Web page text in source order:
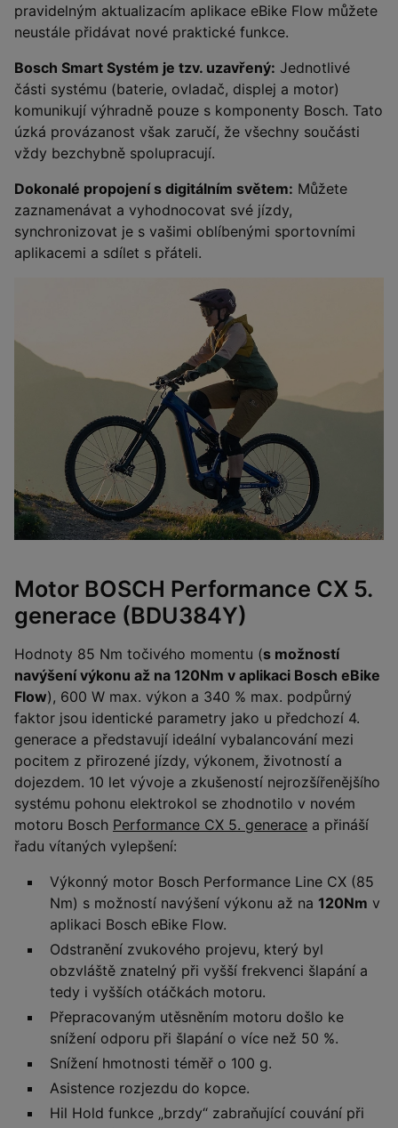
pravidelným aktualizacím aplikace eBike Flow můžete
neustále přidávat nové praktické funkce.
Bosch Smart Systém je tzv. uzavřený: Jednotlivé
části systému (baterie, ovladač, displej a motor)
komunikují výhradně pouze s komponenty Bosch. Tato
úzká provázanost však zaručí, že všechny součásti
vždy bezchybně spolupracují.
Dokonalé propojení s digitálním světem: Můžete
zaznamenávat a vyhodnocovat své jízdy,
synchronizovat je s vašimi oblíbenými sportovními
aplikacemi a sdílet s přáteli.
Motor BOSCH Performance CX 5.
generace (BDU384Y)
Hodnoty 85 Nm točivého momentu (s možností
navýšení výkonu až na 120Nm v aplikaci Bosch eBike
Flow), 600 W max. výkon a 340 % max. podpůrný
faktor jsou identické parametry jako u předchozí 4.
generace a představují ideální vybalancování mezi
pocitem z přirozené jízdy, výkonem, životností a
dojezdem. 10 let vývoje a zkušeností nejrozšířenějšího
systému pohonu elektrokol se zhodnotilo v novém
motoru Bosch Performance CX 5. generace a přináší
řadu vítaných vylepšení:
Výkonný motor Bosch Performance Line CX (85
Nm) s možností navýšení výkonu až na 120Nm v
aplikaci Bosch eBike Flow.
Odstranění zvukového projevu, který byl
obzvláště znatelný při vyšší frekvenci šlapání a
tedy i vyšších otáčkách motoru.
Přepracovaným utěsněním motoru došlo ke
snížení odporu při šlapání o více než 50 %.
Snížení hmotnosti téměř o 100 g.
Asistence rozjezdu do kopce.
Hil Hold funkce „brzdy“ zabraňující couvání při